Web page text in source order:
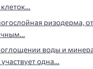
ризодерма,
воды и
одна…